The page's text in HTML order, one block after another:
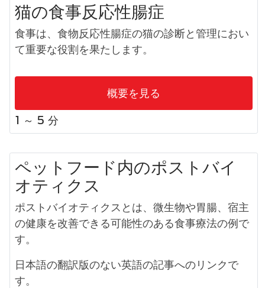
猫の食事反応性腸症
食事は、食物反応性腸症の猫の診断と管理におい
て重要な役割を果たします。
概要を見る
1 ～ 5 分
ペットフード内のポストバイ
オティクス
ポストバイオティクスとは、微生物や胃腸、宿主
の健康を改善できる可能性のある食事療法の例で
す。
日本語の翻訳版のない英語の記事へのリンクで
す。